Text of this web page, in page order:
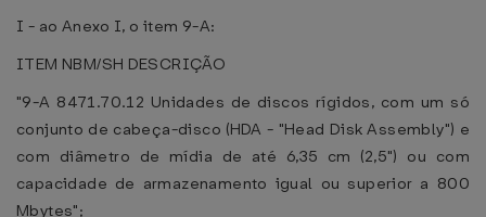
I - ao Anexo I, o item 9-A:
ITEM NBM/SH DESCRIÇÃO
"9-A 8471.70.12 Unidades de discos rígidos, com um só
conjunto de cabeça-disco (HDA - "Head Disk Assembly") e
com diâmetro de mídia de até 6,35 cm (2,5") ou com
capacidade de armazenamento igual ou superior a 800
Mbytes";